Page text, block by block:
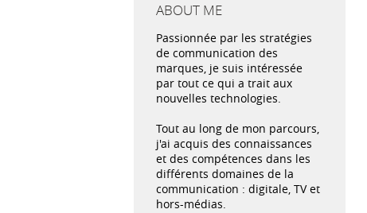
ABOUT ME
Passionnée par les stratégies
de communication des
marques, je suis intéressée
par tout ce qui a trait aux
nouvelles technologies.
Tout au long de mon parcours,
j'ai acquis des connaissances
et des compétences dans les
différents domaines de la
communication : digitale, TV et
hors-médias.